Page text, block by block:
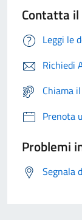
Contatta
Leggi le
Richiedi
Chiama
Prenota
Problemi
Segnala